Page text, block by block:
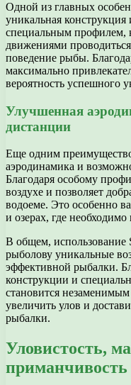
Одной из главных
уникальная
специальным профилем,
движениями
поведение рыбы.
максимально
вероятность успешного
Улучшенная
дистанции
Еще одним
аэродинамика и
Благодаря особому
воздухе и позволяет
водоеме. Это особенно
и озерах, где
В общем, использование
рыболову уникальные
эффективной рыбалки.
конструкции и
становится
увеличить улов и
рыбалки.
Уловистость,
приманчивость